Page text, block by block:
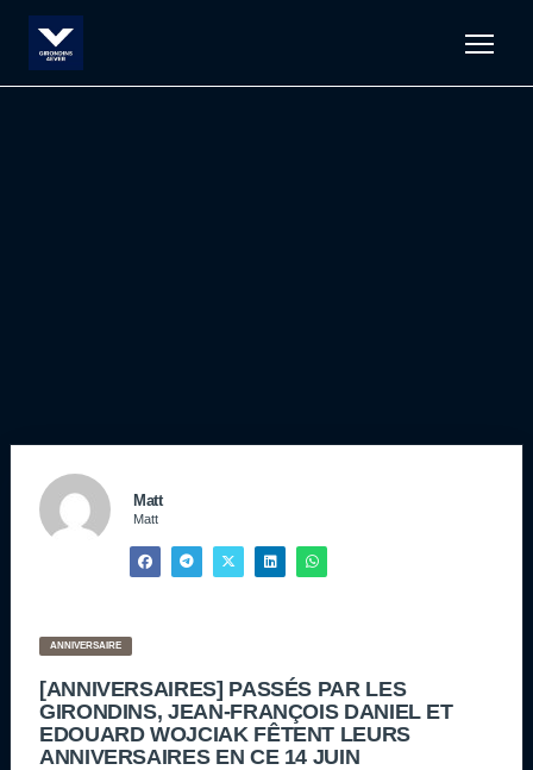
Matt
Matt
ANNIVERSAIRE
[ANNIVERSAIRES] PASSÉS PAR LES
GIRONDINS, JEAN-FRANÇOIS DANIEL ET
EDOUARD WOJCIAK FÊTENT LEURS
ANNIVERSAIRES EN CE 14 JUIN